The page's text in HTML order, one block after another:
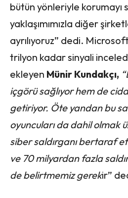
bütün yönleriyle korumayı
yaklaşımımızla diğer
ayrılıyoruz” dedi.
trilyon kadar sinyali
ekleyen Münir Kundakçı,
içgörü sağlıyor hem de
getiriyor. Öte yandan bu
oyuncuları da dahil olmak
siber saldırganı bertaraf
ve 70 milyardan fazla
de belirtmemiz gerekir”